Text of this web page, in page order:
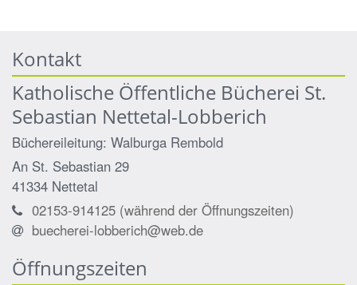
Kontakt
Katholische Öffentliche Bücherei St.
Sebastian Nettetal-Lobberich
Büchereileitung: Walburga Rembold
An St. Sebastian 29
41334 Nettetal
02153-914125 (während der Öffnungszeiten)
buecherei-lobberich@web.de
Öffnungszeiten